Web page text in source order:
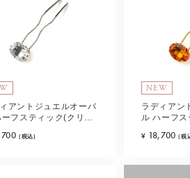
アントジュエルオーバ
ーフスティック(クリス
(税込)
NEW
ラディアン
ル ハーフス
¥ 18,700 (税